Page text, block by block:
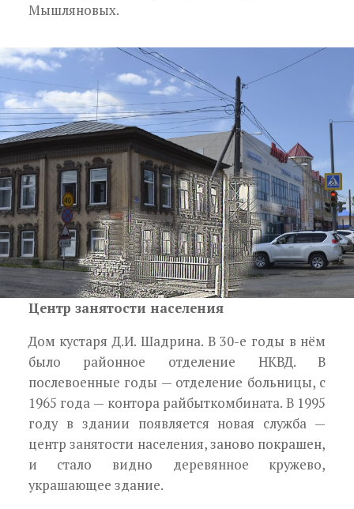
Мышляновых.
Центр занятости населения
Дом кустаря Д.И. Шадрина. В 30-е годы в нём
было районное отделение НКВД. В
послевоенные годы — отделение больницы, с
1965 года — контора райбыткомбината. В 1995
году в здании появляется новая служба —
центр занятости населения, заново покрашен,
и стало видно деревянное кружево,
украшающее здание.